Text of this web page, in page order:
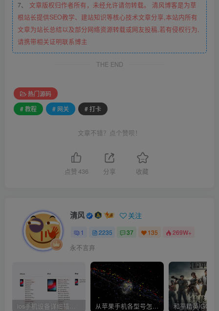
7、 文章版权归作者所有，未经允许请勿转载。 清风博客是为草
根站长提供SEO教学、建站知识等核心技术文章分享,本站内所有
文章为站长总结以及部分网络资源转载或网友投稿,若有侵权行为,
请携带相关证明联系博主
THE END
热门源码
# 教程
# 网关 # 打卡
文章不错？点个赞呗！
点赞436 分享 收藏
清风 关注
1 2235 37 135 269W+
永不言弃
从苹果手机各型号怎么越狱到怎么开科技完整教程